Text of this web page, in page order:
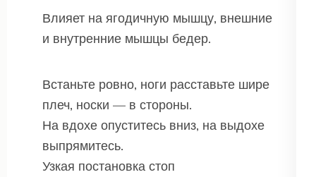
Влияет на ягодичную мышцу, внешние
и внутренние мышцы бедер.
Встаньте ровно, ноги расставьте шире
плеч, носки — в стороны.
На вдохе опуститесь вниз, на выдохе
выпрямитесь.
Узкая постановка стоп